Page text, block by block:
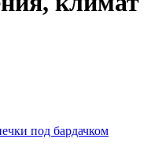
под бардачком